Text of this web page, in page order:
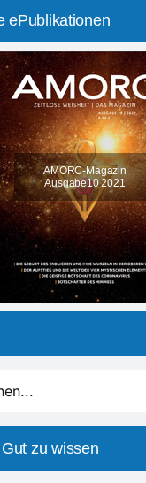
ePublikationen
AMORC-Magazin
Ausgabe10 2021
zu wissen